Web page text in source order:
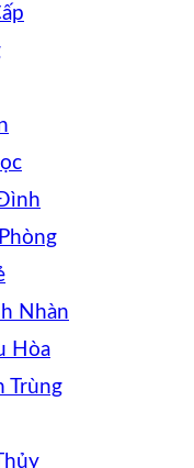
Nhàn
Hòa
Trùng